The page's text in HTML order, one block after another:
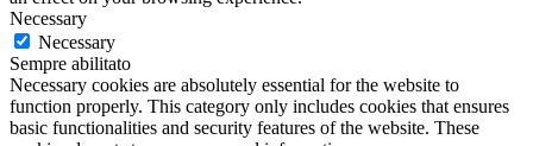
Necessary
Necessary
Sempre abilitato
Necessary cookies are absolutely essential for the website to
function properly. This category only includes cookies that ensures
basic functionalities and security features of the website. These